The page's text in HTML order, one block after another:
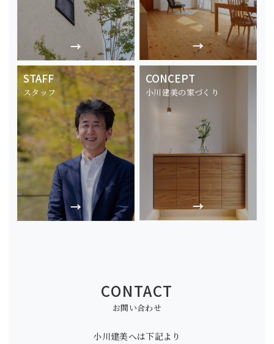
STAFF
スタッフ
CONCEPT
小川建美の家づくり
CONTACT
お問い合わせ
小川建美へは下記より